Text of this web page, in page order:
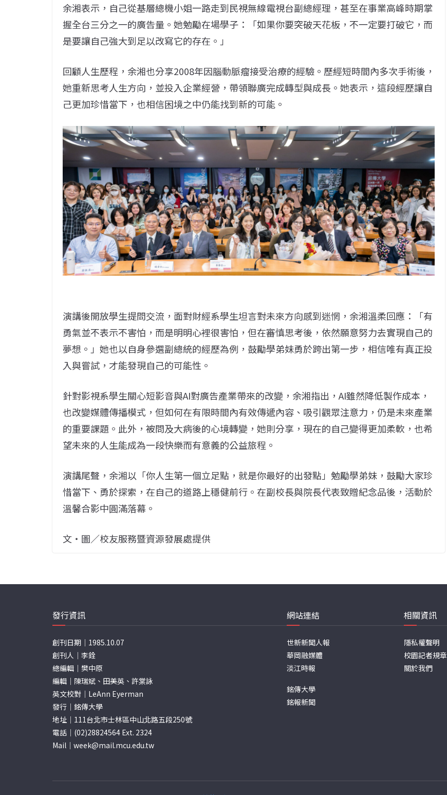
余湘表示，自己從基層總機小姐一路走到民視無線電視台副總經理，甚至在事業高峰時期掌
握全台三分之一的廣告量。她勉勵在場學子：「如果你要突破天花板，不一定要打破它，而
是要讓自己強大到足以改寫它的存在。」
回顧人生歷程，余湘也分享2008年因腦動脈瘤接受治療的經驗。歷經短時間內多次手術後，
她重新思考人生方向，並投入企業經營，帶領聯廣完成轉型與成長。她表示，這段經歷讓自
己更加珍惜當下，也相信困境之中仍能找到新的可能。
演講後開放學生提問交流，面對財經系學生坦言對未來方向感到迷惘，余湘溫柔回應：「有
勇氣並不表示不害怕，而是明明心裡很害怕，但在審慎思考後，依然願意努力去實現自己的
夢想。」她也以自身參選副總統的經歷為例，鼓勵學弟妹勇於跨出第一步，相信唯有真正投
入與嘗試，才能發現自己的可能性。
針對影視系學生關心短影音與AI對廣告產業帶來的改變，余湘指出，AI雖然降低製作成本，
也改變媒體傳播模式，但如何在有限時間內有效傳遞內容、吸引觀眾注意力，仍是未來產業
的重要課題。此外，被問及大病後的心境轉變，她則分享，現在的自己變得更加柔軟，也希
望未來的人生能成為一段快樂而有意義的公益旅程。
演講尾聲，余湘以「你人生第一個立足點，就是你最好的出發點」勉勵學弟妹，鼓勵大家珍
惜當下、勇於探索，在自己的道路上穩健前行。在副校長與院長代表致贈紀念品後，活動於
溫馨合影中圓滿落幕。
文・圖／校友服務暨資源發展處提供
發行資訊
創刊日期｜1985.10.07
創刊人｜李銓
總編輯｜樊中原
編輯｜陳瑞斌、田美英、許棠詠
英文校對｜LeAnn Eyerman
發行｜銘傳大學
地址｜111台北市士林區中山北路五段250號
電話｜(02)28824564 Ext. 2324
Mail｜ week@mail.mcu.edu.tw
網站連結
世新新聞人報
華岡融媒體
淡江時報
銘傳大學
銘報新聞
相關資訊
隱私權聲明
校園記者規章
關於我們